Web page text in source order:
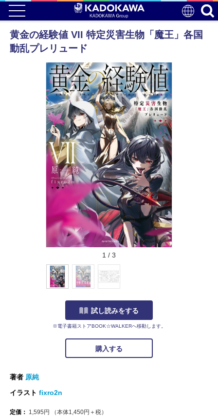
黄金の経験値 VII 特定災害生物「魔王」各国
動乱プレリュード
1 / 3
試し読みをする
※電子書籍ストアBOOK☆WALKERへ移動します。
購入する
著者 原純
イラスト fixro2n
定価： 1,595 円 （本体1,450円＋税）